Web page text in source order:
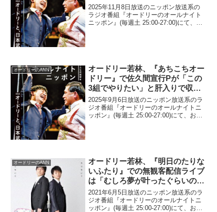
チっぷりにうんざりしていたと明
かす「ロケ、3時間半だよ…」
2025年11月8日放送のニッポン放送系の
ラジオ番組『オードリーのオールナイト
ニッポン』(毎週土 25:00-27:00)にて、お
オードリーのANN
オードリー若林、『あちこちオー
ドリー』で佐久間宣行Pが「この
3組でやりたい」と肝入りで収録
した三四郎・レインボー・東京ホ
テイソン回を絶賛
2025年9月6日放送のニッポン放送系のラ
ジオ番組『オードリーのオールナイトニ
ッポン』(毎週土 25:00-27:00)にて、お笑
オードリーのANN
オードリー若林、『明日のたりな
いふたり』での無観客配信ライブ
は「むしろ夢が叶ったぐらいの感
じ」であると語る「公園で山ちゃ
んと2人で漫才を」
2021年6月5日放送のニッポン放送系のラ
ジオ番組『オードリーのオールナイトニ
ッポン』(毎週土 25:00-27:00)にて、お笑